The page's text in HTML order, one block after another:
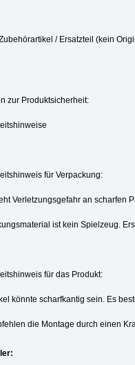
/ Ersatzteil (kein
zur Produktsicherheit:
für Verpackung:
Verletzungsgefahr an scharfen
ist kein Spielzeug.
für das Produkt:
könnte scharfkantig sein. Es
die Montage durch einen